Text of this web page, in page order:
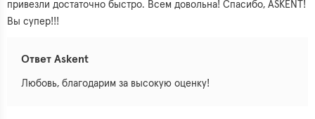
привезли достаточно быстро. Всем довольна! Спасибо, ASKENT!
Вы супер!!!
Ответ Askent
Любовь, благодарим за высокую оценку!